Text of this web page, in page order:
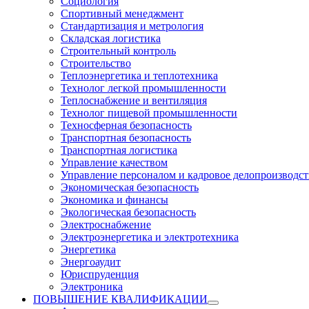
Спортивный менеджмент
Стандартизация и метрология
Складская логистика
Строительный контроль
Строительство
Теплоэнергетика и теплотехника
Технолог легкой промышленности
Теплоснабжение и вентиляция
Технолог пищевой промышленности
Техносферная безопасность
Транспортная безопасность
Транспортная логистика
Управление качеством
Управление персоналом и кадровое
Экономическая безопасность
Экономика и финансы
Экологическая безопасность
Электроснабжение
Электроэнергетика и электротехника
Энергетика
Энергоаудит
Юриспруденция
Электроника
ПОВЫШЕНИЕ КВАЛИФИКАЦИИ